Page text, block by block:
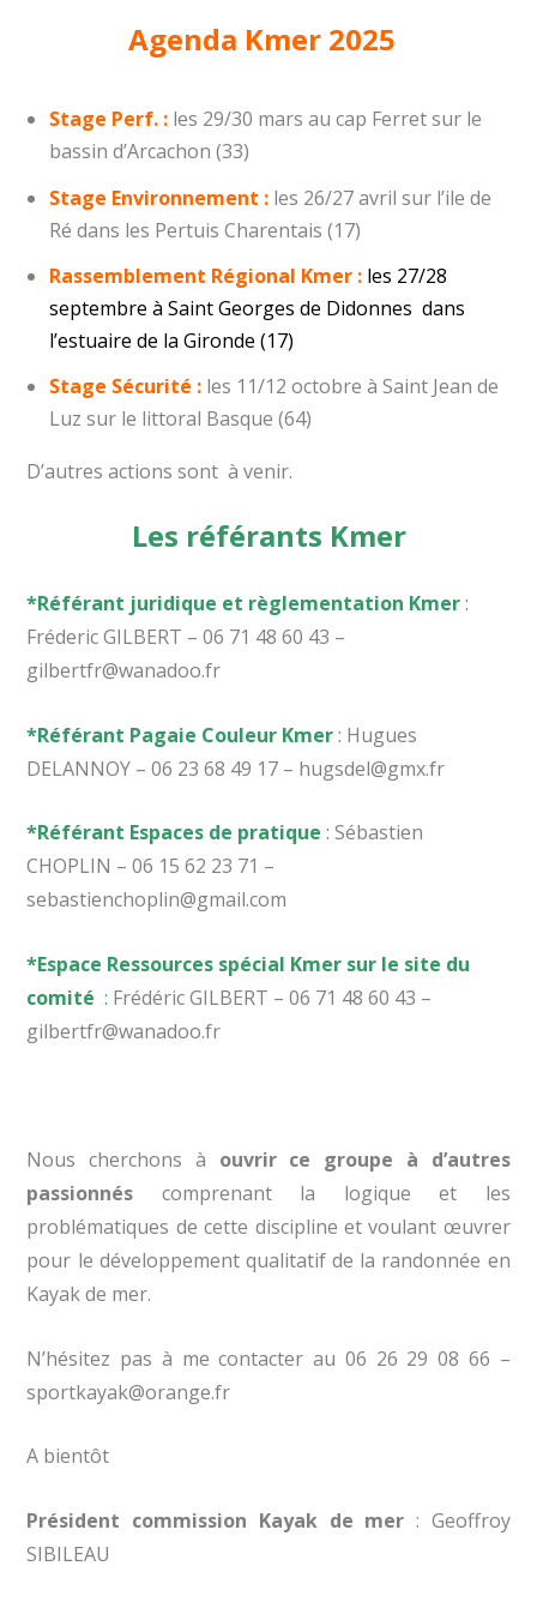
Agenda Kmer 2025
Stage Perf. :les 29/30 mars au cap Ferret sur le
bassin d’Arcachon (33)
Stage Environnement :les 26/27 avril sur l’ile de
Ré dans les Pertuis Charentais (17)
Rassemblement Régional Kmer : les 27/28
septembre à Saint Georges de Didonnes dans
l’estuaire de la Gironde (17)
Stage Sécurité :les 11/12 octobre à Saint Jean de
Luz sur le littoral Basque (64)
D’autres actions sont à venir.
Les référants Kmer
*Référant juridique et règlementation Kmer:
Fréderic GILBERT – 06 71 48 60 43 –
gilbertfr@wanadoo.fr
*Référant Pagaie Couleur Kmer: Hugues
DELANNOY – 06 23 68 49 17 – hugsdel@gmx.fr
*Référant Espaces de pratique : Sébastien
CHOPLIN – 06 15 62 23 71 –
sebastienchoplin@gmail.com
*Espace Ressources spécial Kmer sur le site du
comité : Frédéric GILBERT – 06 71 48 60 43 –
gilbertfr@wanadoo.fr
Nous cherchons à ouvrir ce groupe à d’autres
passionnés comprenant la logique et les
problématiques de cette discipline et voulant œuvrer
pour le développement qualitatif de la randonnée en
Kayak de mer.
N’hésitez pas à me contacter au 06 26 29 08 66 –
sportkayak@orange.fr
A bientôt
Président commission Kayak de mer : Geoffroy
SIBILEAU